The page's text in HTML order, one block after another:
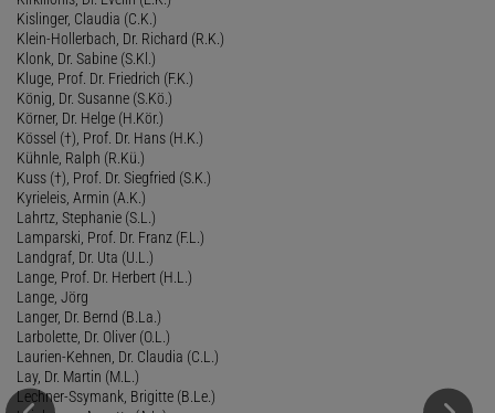
Kislinger, Claudia (C.K.)
Klein-Hollerbach, Dr. Richard (R.K.)
Klonk, Dr. Sabine (S.Kl.)
Kluge, Prof. Dr. Friedrich (F.K.)
König, Dr. Susanne (S.Kö.)
Körner, Dr. Helge (H.Kör.)
Kössel (†), Prof. Dr. Hans (H.K.)
Kühnle, Ralph (R.Kü.)
Kuss (†), Prof. Dr. Siegfried (S.K.)
Kyrieleis, Armin (A.K.)
Lahrtz, Stephanie (S.L.)
Lamparski, Prof. Dr. Franz (F.L.)
Landgraf, Dr. Uta (U.L.)
Lange, Prof. Dr. Herbert (H.L.)
Lange, Jörg
Langer, Dr. Bernd (B.La.)
Larbolette, Dr. Oliver (O.L.)
Laurien-Kehnen, Dr. Claudia (C.L.)
Lay, Dr. Martin (M.L.)
Lechner-Ssymank, Brigitte (B.Le.)